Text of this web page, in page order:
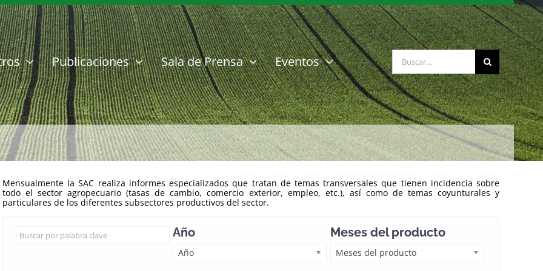
Publicaciones Sala de Prensa Eventos Buscar:
Mensualmente la SAC realiza informes especializados que tratan de temas transversales que tienen incidencia sobre
todo el sector agropecuario (tasas de cambio, comercio exterior, empleo, etc.), así como de temas coyunturales y
particulares de los diferentes subsectores productivos del sector.
Año
Año
Meses del producto
Meses del producto